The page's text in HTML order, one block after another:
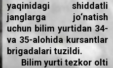
yaqinidagi shiddatli
janglarga jo‘natish
uchun bilim yurtidan 34-
va 35-alohida kursantlar
brigadalari tuzildi.
Bilim yurti tezkor olti